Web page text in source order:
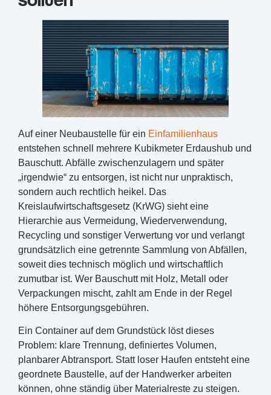
Auf einer Neubaustelle für ein Einfamilienhaus
entstehen schnell mehrere Kubikmeter Erdaushub und
Bauschutt. Abfälle zwischenzulagern und später
„irgendwie“ zu entsorgen, ist nicht nur unpraktisch,
sondern auch rechtlich heikel. Das
Kreislaufwirtschaftsgesetz (KrWG) sieht eine
Hierarchie aus Vermeidung, Wiederverwendung,
Recycling und sonstiger Verwertung vor und verlangt
grundsätzlich eine getrennte Sammlung von Abfällen,
soweit dies technisch möglich und wirtschaftlich
zumutbar ist. Wer Bauschutt mit Holz, Metall oder
Verpackungen mischt, zahlt am Ende in der Regel
höhere Entsorgungsgebühren.
Ein Container auf dem Grundstück löst dieses
Problem: klare Trennung, definiertes Volumen,
planbarer Abtransport. Statt loser Haufen entsteht eine
geordnete Baustelle, auf der Handwerker arbeiten
können, ohne ständig über Materialreste zu steigen.